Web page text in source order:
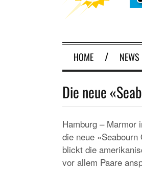
HOME NEWS
Die neue
Hamburg – Marmor
die neue
blickt die
vor allem Paare